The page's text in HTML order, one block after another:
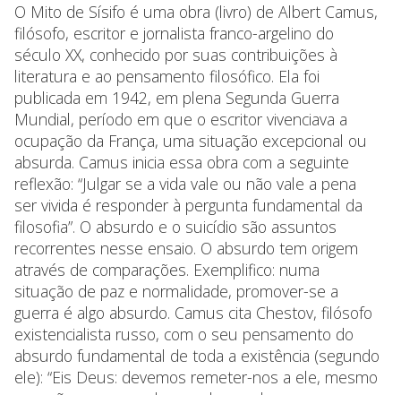
O Mito de Sísifo é uma obra (livro) de Albert Camus,
filósofo, escritor e jornalista franco-argelino do
século XX, conhecido por suas contribuições à
literatura e ao pensamento filosófico. Ela foi
publicada em 1942, em plena Segunda Guerra
Mundial, período em que o escritor vivenciava a
ocupação da França, uma situação excepcional ou
absurda. Camus inicia essa obra com a seguinte
reflexão: “Julgar se a vida vale ou não vale a pena
ser vivida é responder à pergunta fundamental da
filosofia”. O absurdo e o suicídio são assuntos
recorrentes nesse ensaio. O absurdo tem origem
através de comparações. Exemplifico: numa
situação de paz e normalidade, promover-se a
guerra é algo absurdo. Camus cita Chestov, filósofo
existencialista russo, com o seu pensamento do
absurdo fundamental de toda a existência (segundo
ele): “Eis Deus: devemos remeter-nos a ele, mesmo